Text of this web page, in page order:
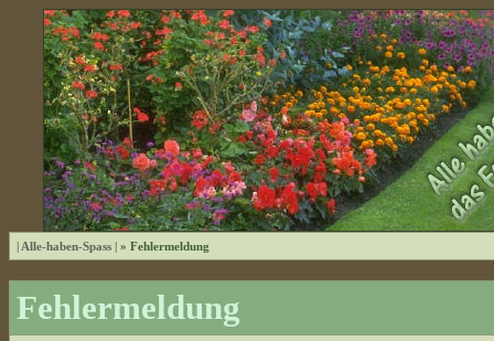
| Alle-haben-Spass | » Fehlermeldung
Fehlermeldung